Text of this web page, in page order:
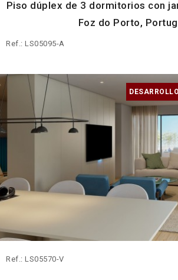
Piso dúplex de 3 dormitorios con
Foz do Porto,
Ref.: LS05095-A
Ref.: LS05570-V